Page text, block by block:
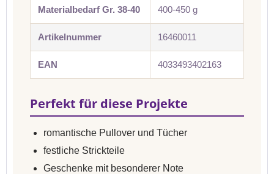
Materialbedarf Gr. 38-40 400-450 g
Artikelnummer 16460011
EAN 4033493402163
Perfekt für diese Projekte
romantische Pullover und Tücher
festliche Strickteile
Geschenke mit besonderer Note